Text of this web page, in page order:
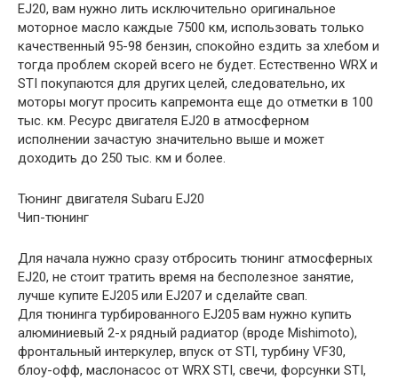
EJ20, вам нужно лить исключительно оригинальное
моторное масло каждые 7500 км, использовать только
качественный 95-98 бензин, спокойно ездить за хлебом и
тогда проблем скорей всего не будет. Естественно WRX и
STI покупаются для других целей, следовательно, их
моторы могут просить капремонта еще до отметки в 100
тыс. км. Ресурс двигателя EJ20 в атмосферном
исполнении зачастую значительно выше и может
доходить до 250 тыс. км и более.
Тюнинг двигателя Subaru EJ20
Чип-тюнинг
Для начала нужно сразу отбросить тюнинг атмосферных
EJ20, не стоит тратить время на бесполезное занятие,
лучше купите EJ205 или EJ207 и сделайте свап.
Для тюнинга турбированного EJ205 вам нужно купить
алюминиевый 2-х рядный радиатор (вроде Mishimoto),
фронтальный интеркулер, впуск от STI, турбину VF30,
блоу-офф, маслонасос от WRX STI, свечи, форсунки STI,